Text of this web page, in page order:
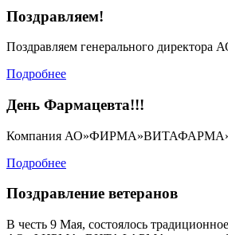
Поздравляем!
Поздравляем генерального
Подробнее
День Фармацевта!!!
Компания АО»ФИРМА»ВИТАФАРМА» от
Подробнее
Поздравление ветеранов
В честь 9 Мая, состоялось